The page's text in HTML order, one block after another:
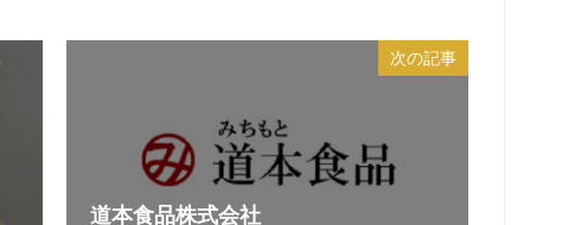
次の記事
道本食品株式会社